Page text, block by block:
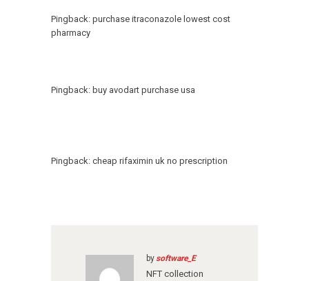
Pingback: purchase itraconazole lowest cost
pharmacy
Pingback: buy avodart purchase usa
Pingback: cheap rifaximin uk no prescription
bysoftware_E
NFT collection